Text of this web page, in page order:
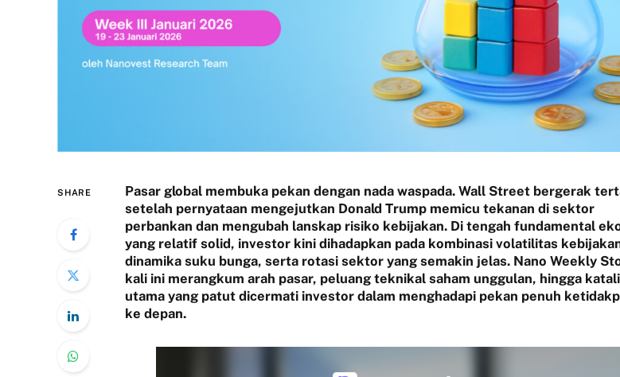
SHARE
Pasar global membuka pekan dengan nada waspada. Wall Street bergerak
setelah pernyataan mengejutkan Donald Trump memicu tekanan di sektor
perbankan dan mengubah lanskap risiko kebijakan. Di tengah fundamental
yang relatif solid, investor kini dihadapkan pada kombinasi volatilitas
dinamika suku bunga, serta rotasi sektor yang semakin jelas. Nano Weekly
kali ini merangkum arah pasar, peluang teknikal saham unggulan, hingga
utama yang patut dicermati investor dalam menghadapi pekan penuh
ke depan.